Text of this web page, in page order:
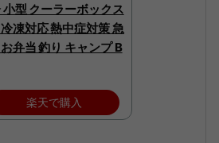
型 クーラーボックス
凍対応 熱中症対策 急
弁当 釣り キャンプ B
楽天で購入